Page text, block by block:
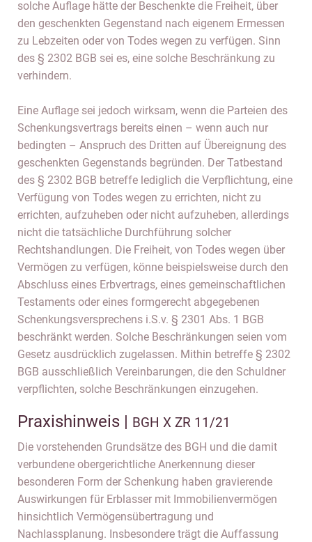
solche Auflage hätte der Beschenkte die Freiheit, über
den geschenkten Gegenstand nach eigenem Ermessen
zu Lebzeiten oder von Todes wegen zu verfügen. Sinn
des § 2302 BGB sei es, eine solche Beschränkung zu
verhindern.
Eine Auflage sei jedoch wirksam, wenn die Parteien des
Schenkungsvertrags bereits einen – wenn auch nur
bedingten – Anspruch des Dritten auf Übereignung des
geschenkten Gegenstands begründen. Der Tatbestand
des § 2302 BGB betreffe lediglich die Verpflichtung, eine
Verfügung von Todes wegen zu errichten, nicht zu
errichten, aufzuheben oder nicht aufzuheben, allerdings
nicht die tatsächliche Durchführung solcher
Rechtshandlungen. Die Freiheit, von Todes wegen über
Vermögen zu verfügen, könne beispielsweise durch den
Abschluss eines Erbvertrags, eines gemeinschaftlichen
Testaments oder eines formgerecht abgegebenen
Schenkungsversprechens i.S.v. § 2301 Abs. 1 BGB
beschränkt werden. Solche Beschränkungen seien vom
Gesetz ausdrücklich zugelassen. Mithin betreffe § 2302
BGB ausschließlich Vereinbarungen, die den Schuldner
verpflichten, solche Beschränkungen einzugehen.
Praxishinweis | BGH X ZR 11/21
Die vorstehenden Grundsätze des BGH und die damit
verbundene obergerichtliche Anerkennung dieser
besonderen Form der Schenkung haben gravierende
Auswirkungen für Erblasser mit Immobilienvermögen
hinsichtlich Vermögensübertragung und
Nachlassplanung. Insbesondere trägt die Auffassung